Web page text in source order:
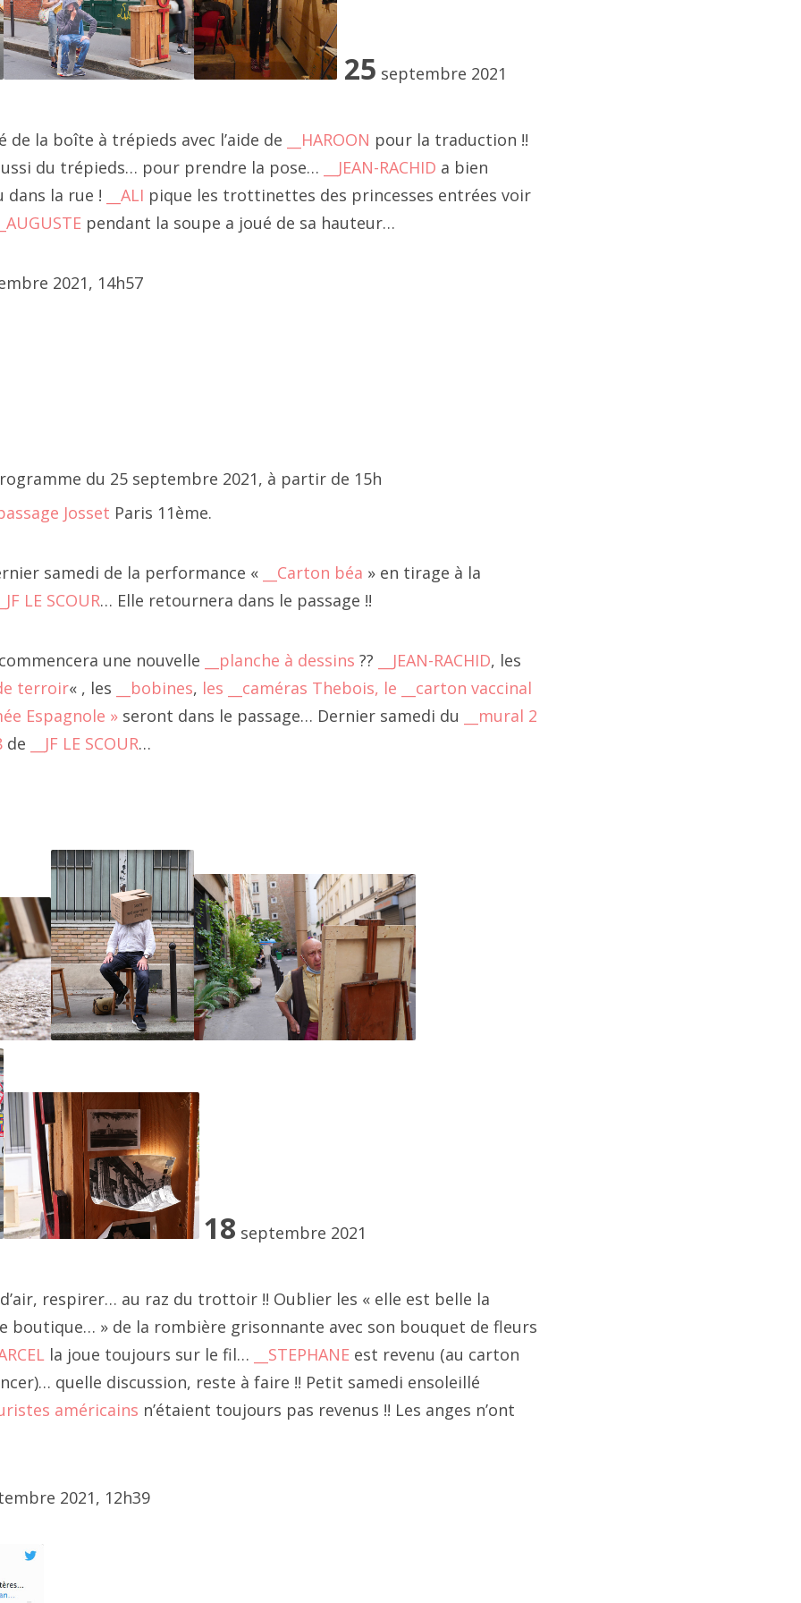
janvier
novembre
octobre
septembre
mars
février
décembre
octobre
août
mai
avril
mars
février
janvier
décembre
novembre
2021 octobre
août
juillet
juin
mai
avril
2021 février
janvier
25 septembre 2021
de la boîte à trépieds avec l’aide de __HAROON pour la traduction !!
du trépieds… pour prendre la pose… __JEAN-RACHID a bien
dans la rue !
__ALI pique les trottinettes des princesses entrées voir
__AUGUSTE pendant la soupe a joué de sa hauteur…
2021, 14h57
rogramme du 25 septembre 2021, à partir de 15h
Josset Paris 11ème.
samedi de la performance « __Carton béa » en tirage à la
__JF LE SCOUR… Elle retournera dans le passage !!
commencera une nouvelle __planche à dessins ?? __JEAN-RACHID, les
terroir« , les __bobines, les __caméras Thebois, le
__carton vaccinal
Espagnole » seront dans le passage… Dernier samedi du
__mural 2
de __JF LE SCOUR…
18 septembre 2021
respirer… au raz du trottoir !! Oublier les « elle est belle la
boutique… » de la rombière grisonnante avec son bouquet de fleurs
la joue toujours sur le fil… __STEPHANE est revenu (au carton
quelle discussion, reste à faire !! Petit samedi ensoleillé
américains n’étaient toujours pas revenus !! Les anges n’ont
2021, 12h39
De transformation et d'augmentation de croûtes.
est la croissance... place Vendôme"(" __la série"), "_
__croûte d'affiche(réalité de bord de nationale
décembre 2010, place Vendôme
2021, passage Josset
par le bois et les boîtes, JF base une grande partie de
travail sur la récupération.